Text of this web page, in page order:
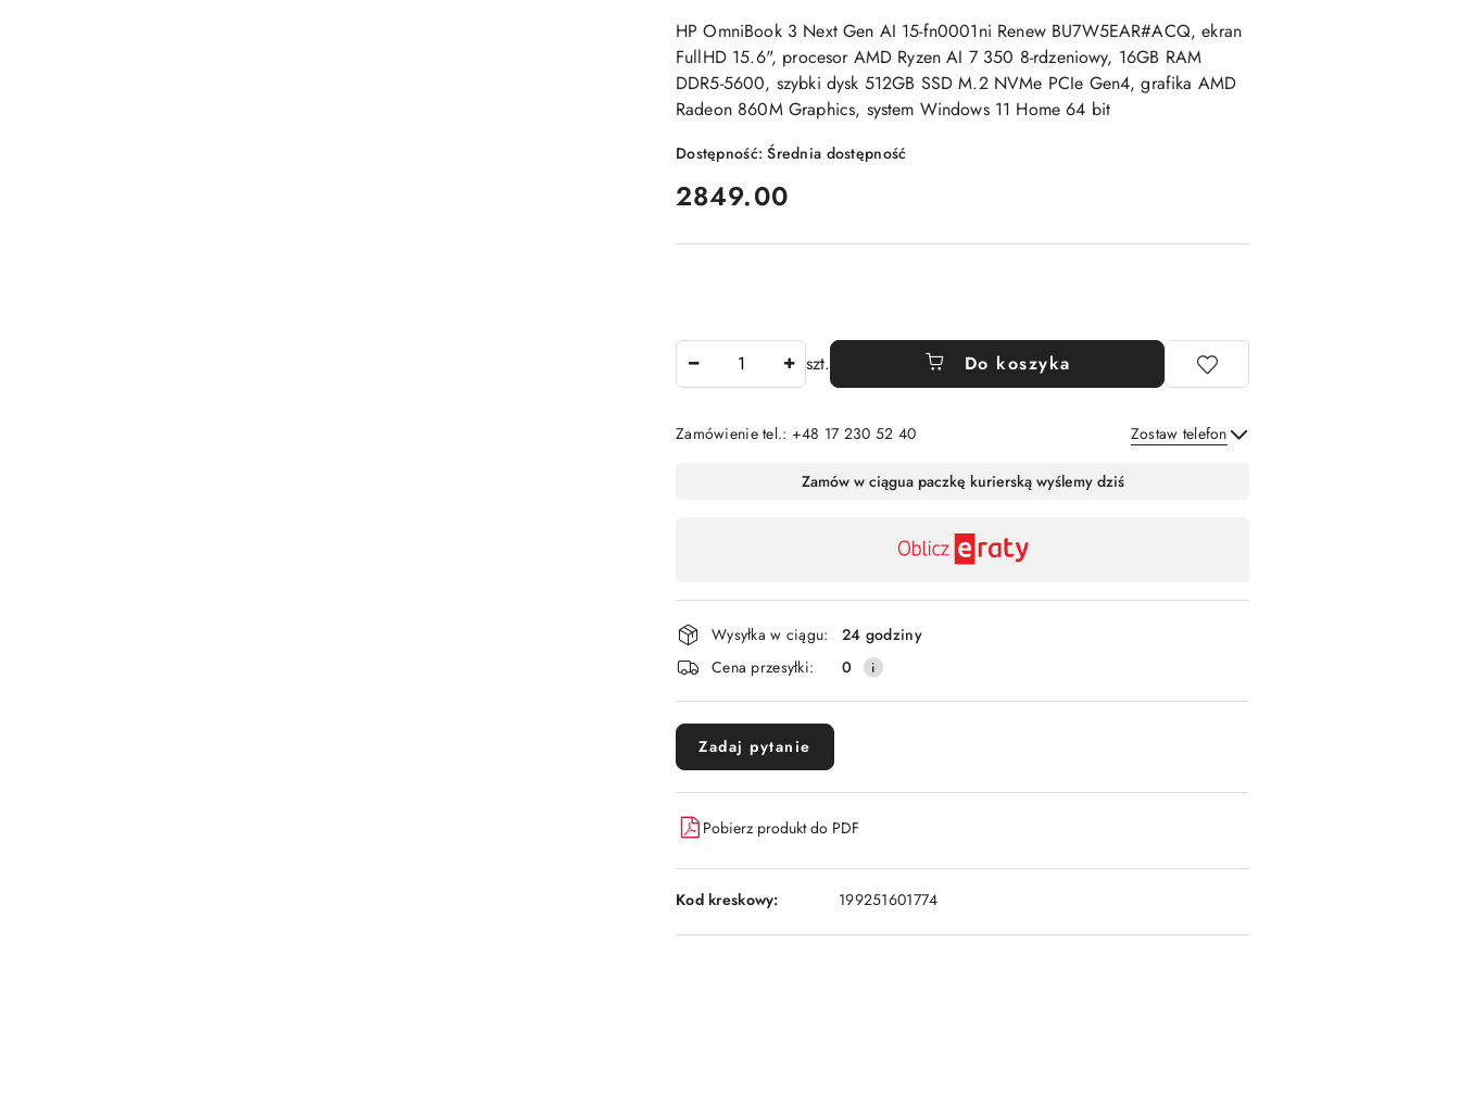
HP OmniBook 3 Next Gen AI 15-fn0001ni Renew BU7W5EAR#ACQ, ekran
FullHD 15.6", procesor AMD Ryzen AI 7 350 8-rdzeniowy, 16GB RAM
DDR5-5600, szybki dysk 512GB SSD M.2 NVMe PCIe Gen4, grafika AMD
Radeon 860M Graphics, system Windows 11 Home 64 bit
Dostępność:Średnia dostępność
cena:
2849.00
szt. Do koszyka
Zamówienie tel.: +48 17 230 52 40 Zostaw telefon
Dostępność
dostawa
Zamów w ciągua paczkę kurierską wyślemy dziś
Wysyłka w ciągu:
24 godziny
Cena przesyłki:
0
Zadaj pytanie
Pobierz produkt do PDF
Kod kreskowy: 199251601774